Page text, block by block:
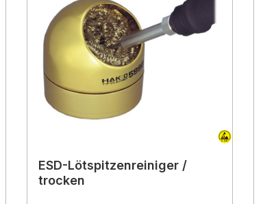
ESD-Lötspitzenreiniger /
trocken